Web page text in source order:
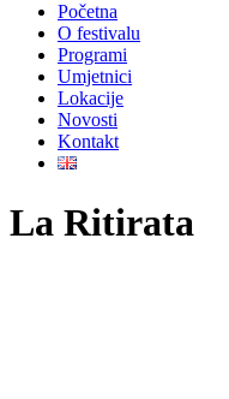
Početna
O festivalu
Programi
Umjetnici
Lokacije
Novosti
Kontakt
La Ritirata